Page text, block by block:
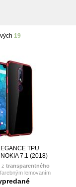
19
TPU
7.1 (2018) -
z transparentného
lemovaním